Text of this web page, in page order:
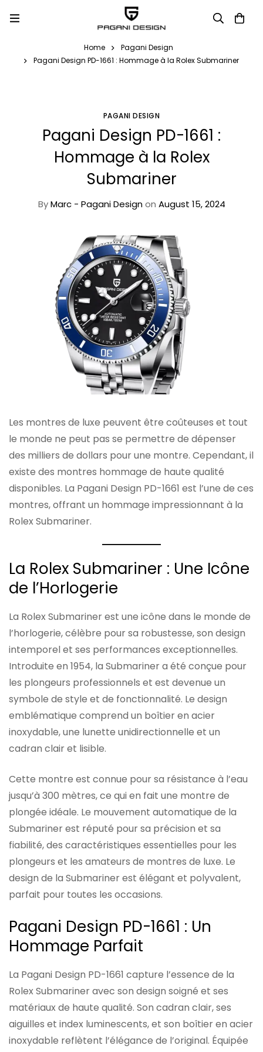
Home
Pagani Design
Pagani Design PD-1661 : Hommage à la Rolex Submariner
PAGANI DESIGN
Pagani Design PD-1661 :
Hommage à la Rolex
Submariner
ByMarc - Pagani Design on August 15, 2024
Les montres de luxe peuvent être coûteuses et tout
le monde ne peut pas se permettre de dépenser
des milliers de dollars pour une montre. Cependant, il
existe des montres hommage de haute qualité
disponibles. La Pagani Design PD-1661 est l’une de ces
montres, offrant un hommage impressionnant à la
Rolex Submariner.
La Rolex Submariner : Une Icône
de l’Horlogerie
La Rolex Submariner est une icône dans le monde de
l’horlogerie, célèbre pour sa robustesse, son design
intemporel et ses performances exceptionnelles.
Introduite en 1954, la Submariner a été conçue pour
les plongeurs professionnels et est devenue un
symbole de style et de fonctionnalité. Le design
emblématique comprend un boîtier en acier
inoxydable, une lunette unidirectionnelle et un
cadran clair et lisible.
Cette montre est connue pour sa résistance à l’eau
jusqu’à 300 mètres, ce qui en fait une montre de
plongée idéale. Le mouvement automatique de la
Submariner est réputé pour sa précision et sa
fiabilité, des caractéristiques essentielles pour les
plongeurs et les amateurs de montres de luxe. Le
design de la Submariner est élégant et polyvalent,
parfait pour toutes les occasions.
Pagani Design PD-1661 : Un
Hommage Parfait
La Pagani Design PD-1661 capture l’essence de la
Rolex Submariner avec son design soigné et ses
matériaux de haute qualité. Son cadran clair, ses
aiguilles et index luminescents, et son boîtier en acier
inoxydable reflètent l’élégance de l’original. Équipée